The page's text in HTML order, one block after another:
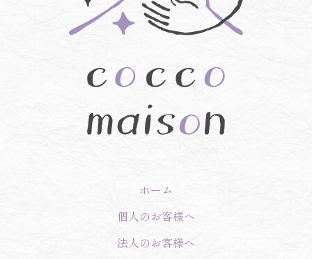
ホーム
個人のお客様へ
法人のお客様へ